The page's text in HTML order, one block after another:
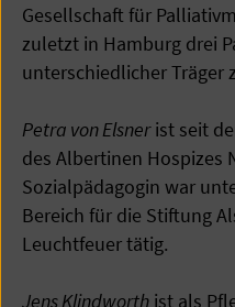
Gesellschaft für
zuletzt in Hamburg drei
unterschiedlicher Träger
Petra von Elsnerist seit
des Albertinen Hospizes
Sozialpädagogin war
Bereich für die Stiftung
Leuchtfeuer tätig.
Jens Klindworth ist als